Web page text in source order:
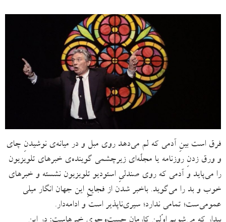
فرق است بینِ آدمی که لم می‌دهد روی مبل و در میانه‌ی نوشیدنِ چای
و ورق زدنِ روزنامه یا مجلّه‌ای زیرچشمی گوینده‌ی خبرهای تلویزیون
را می‌پاید و آدمی که روی صندلیِ استودیو تلویزیون نشسته و خبرهای
خوب و بد را می‌گوید. باخبر شدن از فجایعِ این جهان انگار میلی
عمومی‌ست؛ تمامی ندارد؛ سیری‌ناپذیر است و ادامه‌دار.